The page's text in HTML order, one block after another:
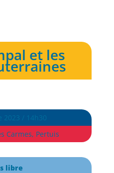
et les
2023 / 14h30
Carmes, Pertuis
libre